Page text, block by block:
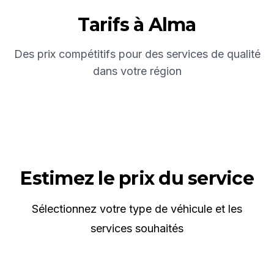
Tarifs à Alma
Des prix compétitifs pour des services de qualité
dans votre région
Estimez le prix du service
Sélectionnez votre type de véhicule et les
services souhaités